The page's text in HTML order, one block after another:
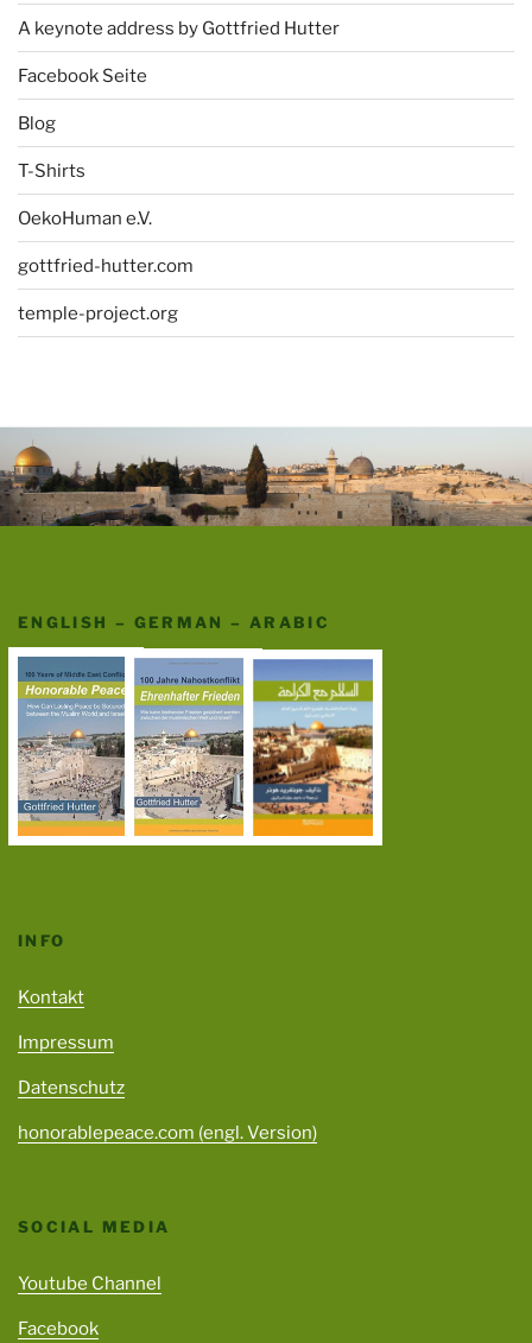
A keynote address by Gottfried Hutter
Facebook Seite
Blog
T-Shirts
OekoHuman e.V.
gottfried-hutter.com
temple-project.org
ENGLISH – GERMAN – ARABIC
INFO
Kontakt
Impressum
Datenschutz
honorablepeace.com (engl. Version)
SOCIAL MEDIA
Youtube Channel
Facebook